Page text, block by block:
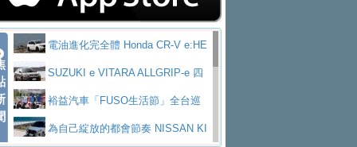
電油進化完全體 Honda CR-V e:HE
V PrestigeSUZUKI e VITARA ALLGRIP-e 四
驅精神的純電新詮釋
裕益汽車「FUSO生活節」全台巡
迴 結合生活體驗、交通安全與購車優惠
為自己綻放的都會節奏 NISSAN KI